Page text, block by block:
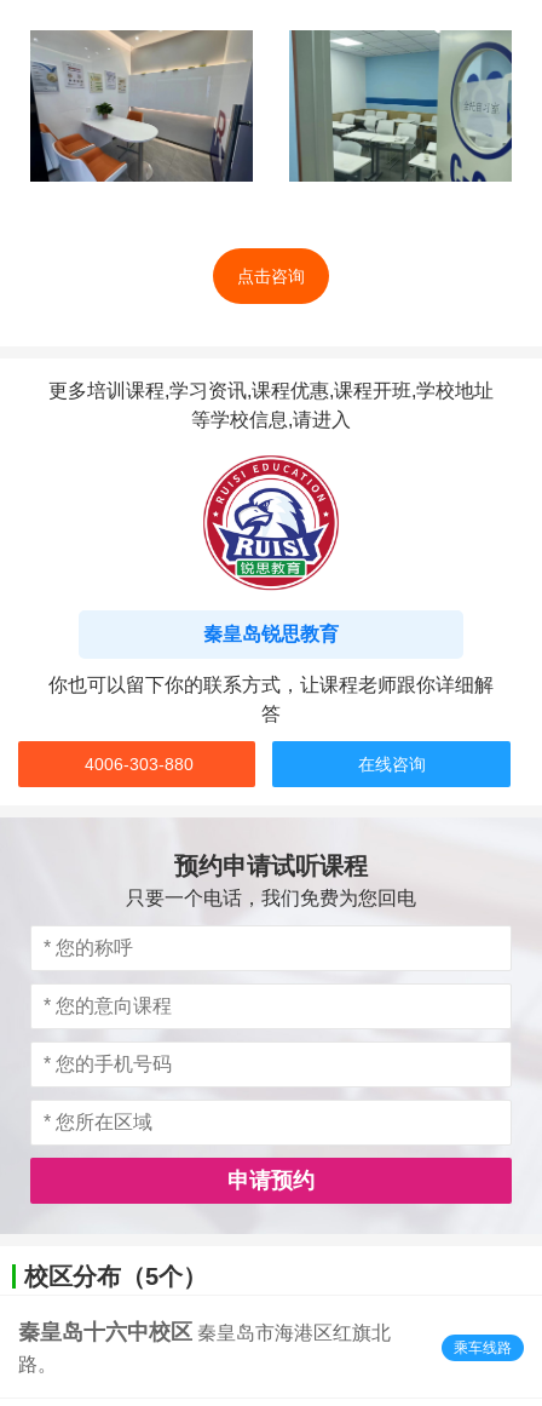
点击咨询
更多培训课程,学习资讯,课程优惠,课程开班,学校地址
等学校信息,请进入
秦皇岛锐思教育
你也可以留下你的联系方式，让课程老师跟你详细解
答
4006-303-880 在线咨询
预约申请试听课程
只要一个电话，我们免费为您回电
申请预约
校区分布（5个）
秦皇岛十六中校区 秦皇岛市海港区红旗北
路。
乘车线路